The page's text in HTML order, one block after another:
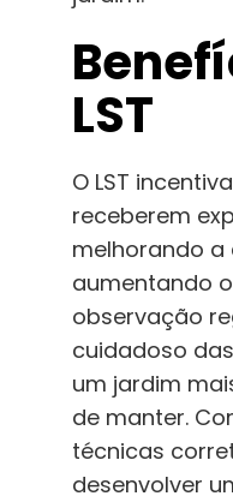
LST
O LST
receberem
melhorando
aumentando
observação
cuidadoso
um jardim
de manter.
técnicas
desenvolver